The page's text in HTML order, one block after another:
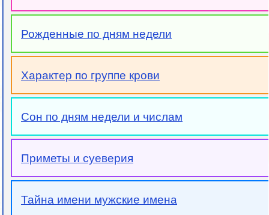
Рожденные по дням недели
Характер по группе крови
Сон по дням недели и числам
Приметы и суеверия
Тайна имени мужские имена